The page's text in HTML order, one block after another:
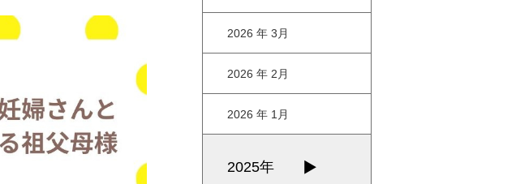
2026 年 3月
2026 年 2月
2026 年 1月
2025年